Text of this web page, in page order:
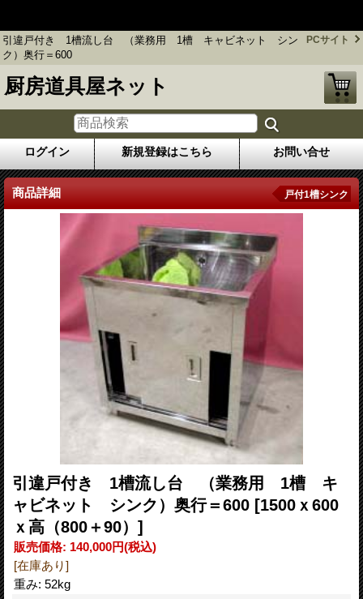
引違戸付き 1槽流し台 （業務用 1槽 キャビネット シン
ク）奥行＝600
PCサイト
厨房道具屋ネット
ログイン 新規登録はこちら お問い合せ
商品詳細 戸付1槽シンク
引違戸付き 1槽流し台 （業務用 1槽 キ
ャビネット シンク）奥行＝600 [1500ｘ600
ｘ高（800＋90）]
販売価格: 140,000円(税込)
[在庫あり]
重み: 52kg